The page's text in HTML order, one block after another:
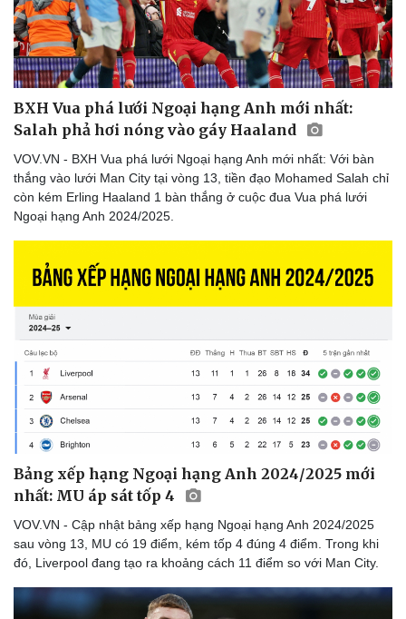
BXH Vua phá lưới Ngoại hạng Anh mới nhất:
Salah phả hơi nóng vào gáy Haaland
VOV.VN - BXH Vua phá lưới Ngoại hạng Anh mới nhất: Với bàn
thắng vào lưới Man City tại vòng 13, tiền đạo Mohamed Salah chỉ
còn kém Erling Haaland 1 bàn thắng ở cuộc đua Vua phá lưới
Ngoại hạng Anh 2024/2025.
Bảng xếp hạng Ngoại hạng Anh 2024/2025 mới
nhất: MU áp sát tốp 4
VOV.VN - Cập nhật bảng xếp hạng Ngoại hạng Anh 2024/2025
sau vòng 13, MU có 19 điểm, kém tốp 4 đúng 4 điểm. Trong khi
đó, Liverpool đang tạo ra khoảng cách 11 điểm so với Man City.